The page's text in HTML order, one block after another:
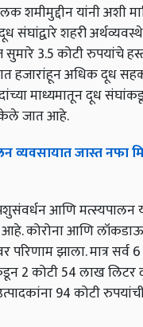
शमीमुद्दीन यांनी अशी
शहरी
सुमारे 3.5 कोटी रुपयांचे
हजारांहून अधिक दूध
माध्यमातून दूध
जात आहे.
व्यवसायात जास्त नफा
आणि मत्स्यपालन या
आहे. कोरोना आणि
परिणाम झाला. मात्र सर्व
2 कोटी 54 लाख लिटर
94 कोटी